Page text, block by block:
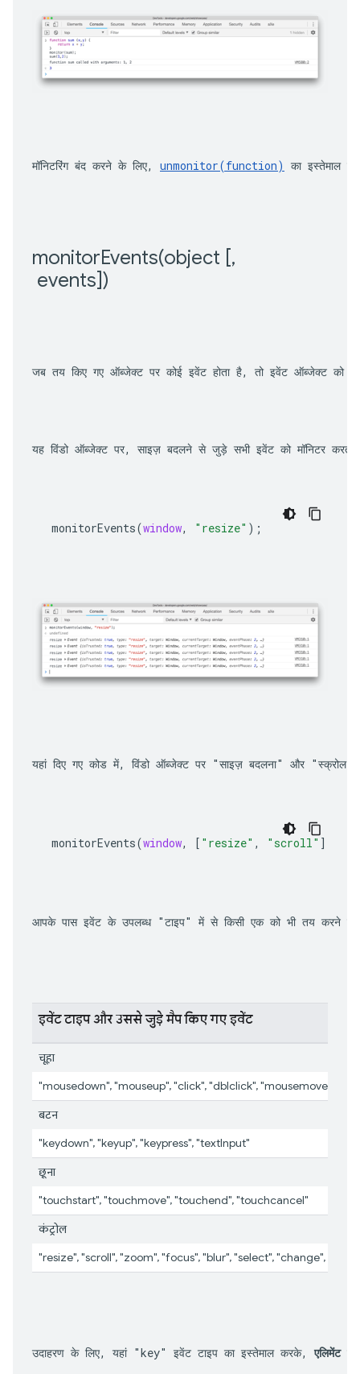
मॉनिटरिंग बंद करने के लिए, unmonitor(function) का इस्तेमाल
monitorEvents(object [,
events])
जब तय किए गए ऑब्जेक्ट पर कोई इवेंट होता है, तो इवेंट ऑब्जेक्ट को
यह विंडो ऑब्जेक्ट पर, साइज़ बदलने से जुड़े सभी इवेंट को मॉनिटर
monitorEvents(window, "resize" );
यहां दिए गए कोड में, विंडो ऑब्जेक्ट पर "साइज़ बदलना" और "स्क्रोल
monitorEvents(window, [ "resize" , "scroll" ])
आपके पास इवेंट के उपलब्ध "टाइप" में से किसी एक को भी तय करने
इवेंट टाइप और उससे जुड़े मैप किए गए इवेंट
चूहा
"mousedown", "mouseup", "click", "dblclick", "mousemove",
बटन
"keydown", "keyup", "keypress", "textInput"
छूना
"touchstart", "touchmove", "touchend", "touchcancel"
कंट्रोल
"resize", "scroll", "zoom", "focus", "blur", "select", "change",
उदाहरण के लिए, यहां "key" इवेंट टाइप का इस्तेमाल करके, एलिमेंट